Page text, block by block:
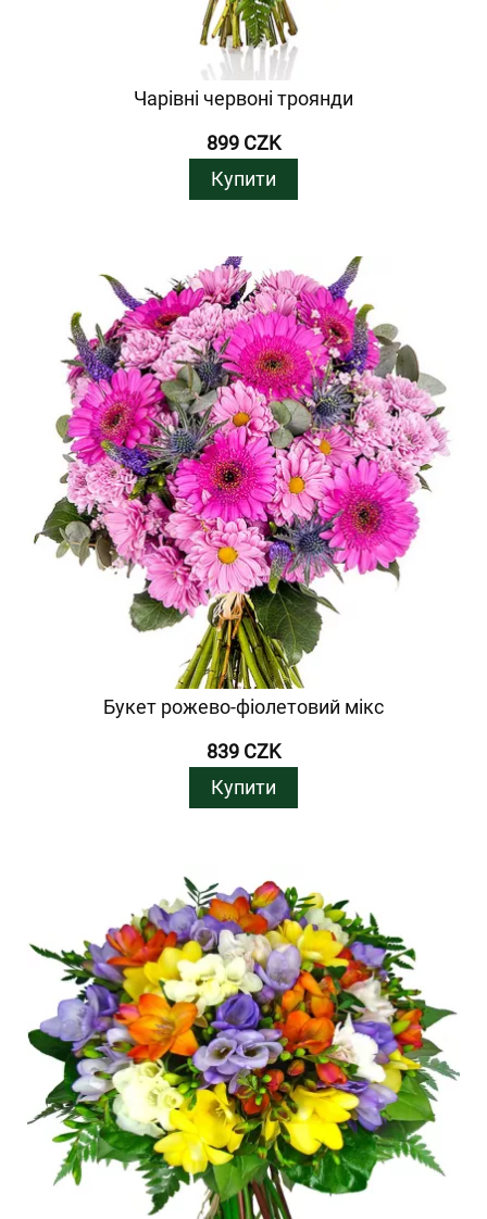
Чарівні червоні троянди
899 CZK
Купити
Букет рожево-фіолетовий мікс
839 CZK
Купити